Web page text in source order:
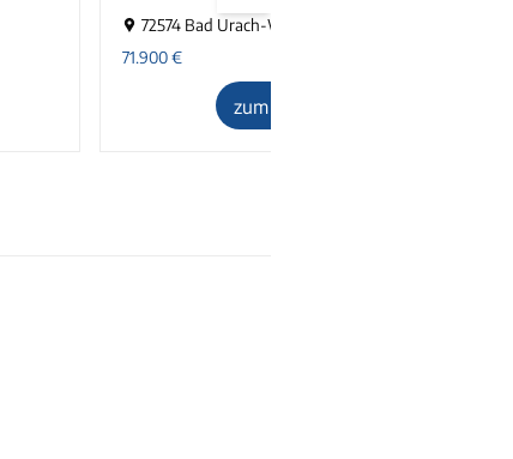
72574 Bad Urach-Wittlingen
71.900€
zum Inserat